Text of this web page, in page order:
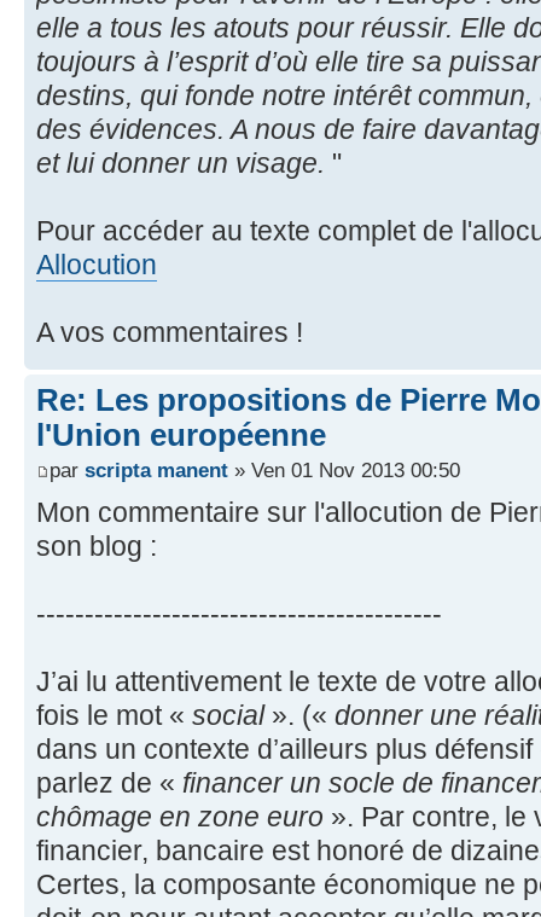
elle a tous les atouts pour réussir. Elle
toujours à l’esprit d’où elle tire sa
destins, qui fonde notre intérêt commun,
des évidences. A nous de faire
et lui donner un visage. "
Pour accéder au texte complet de
Allocution
A vos commentaires !
Re: Les propositions de Pierre
l'Union européenne
par scripta manent » Ven 01 Nov 2013 00:50
Mon commentaire sur l'allocution de
son blog :
------------------------------------------
J’ai lu attentivement le texte de votre
fois le mot « social». (« donner une
dans un contexte d’ailleurs plus
parlez de « financer un socle de
chômage en zone euro ». Par contre, le
financier, bancaire est honoré de
Certes, la composante économique ne